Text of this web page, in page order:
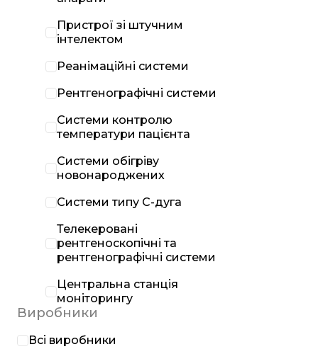
Пристрої зі штучним
інтелектом
Реанімаційні системи
Рентгенографічні системи
Системи контролю
температури пацієнта
Системи обігріву
новонароджених
Системи типу С-дуга
Телекеровані
рентгеноскопічні та
рентгенографічні системи
Центральна станція
моніторингу
Виробники
Всі виробники